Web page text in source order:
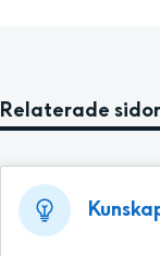
Relaterade sidor